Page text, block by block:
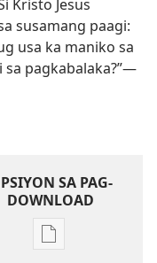
Kristo Jesus
susamang paagi:
usa ka maniko sa
pagkabalaka?”​—
SA PAG-
DOWNLOAD
Opsiyon